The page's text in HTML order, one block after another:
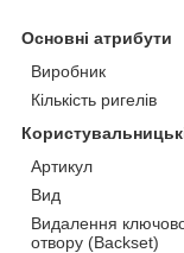
Основні атрибути
Виробник
Кількість ригелів
Артикул
Вид
Видалення
отвору (Backset)